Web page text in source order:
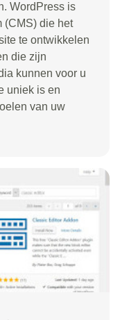
WordPress is
(CMS) die het
te ontwikkelen
die zijn
kunnen voor u
uniek is en
van uw